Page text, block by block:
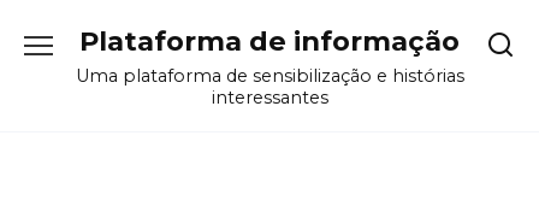
содержанию
Plataforma de informação
Uma plataforma de sensibilização e histórias
interessantes